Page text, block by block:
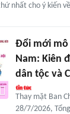
nhất cho ý kiến
Đổi mới mô
Nam: Kiên
dân tộc và
Thay mặt Ban
28/7/2026,